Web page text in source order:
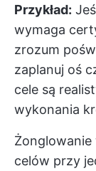
Przykład:
wymaga
zrozum
zaplanuj oś
cele są
wykonania
celów przy